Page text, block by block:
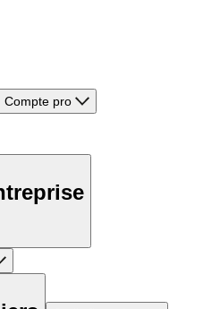
Compte pro